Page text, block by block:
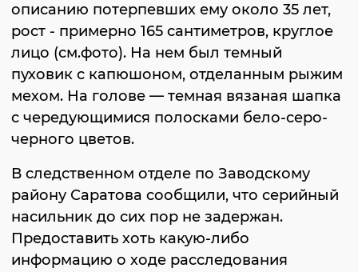
описанию потерпевших ему около 35 лет,
рост - примерно 165 сантиметров, круглое
лицо (см.фото). На нем был темный
пуховик с капюшоном, отделанным рыжим
мехом. На голове — темная вязаная шапка
с чередующимися полосками бело-серо-
черного цветов.
В следственном отделе по Заводскому
району Саратова сообщили, что серийный
насильник до сих пор не задержан.
Предоставить хоть какую-либо
информацию о ходе расследования